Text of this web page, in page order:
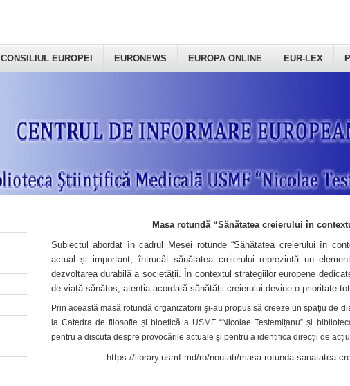
CONSILIUL EUROPEI EURONEWS EUROPA ONLINE EUR-LEX
Masa rotundă “Sănătatea creierului în
Subiectul abordat în cadrul Mesei rotunde “Sănătatea creierului în
actual și important, întrucât sănătatea creierului reprezintă un
dezvoltarea durabilă a societății. În contextul strategiilor europene
de viață sănătos, atenția acordată sănătății creierului devine o prioritate
Prin această masă rotundă organizatorii şi-au propus să creeze un spațiu de
la Catedra de filosofie și bioetică a USMF “Nicolae Testemițanu” și
pentru a discuta despre provocările actuale și pentru a identifica direcții de
https://library.usmf.md/ro/noutati/masa-rotunda-sanatatea-